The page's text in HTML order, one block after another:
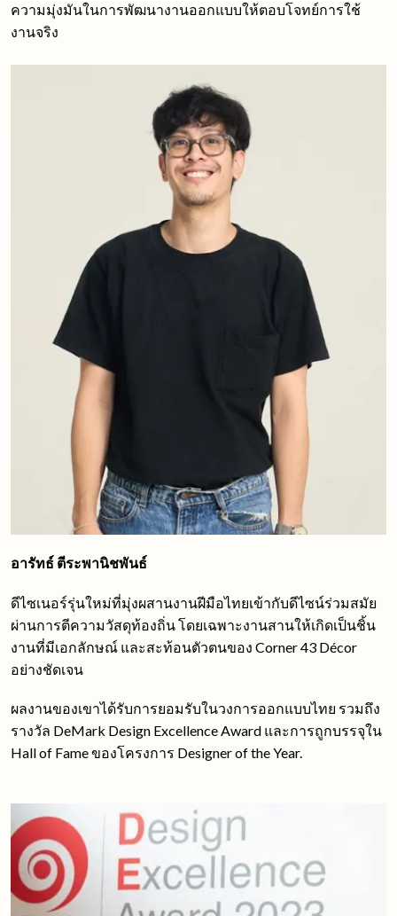
ความมุ่งมันในการพัฒนางานออกแบบให้ตอบโจทย์การใช้
งานจริง
อารัทธ์ ตีระพานิชพันธ์
ดีไซเนอร์รุ่นใหม่ที่มุ่งผสานงานฝีมือไทยเข้ากับดีไซน์ร่วมสมัย
ผ่านการตีความวัสดุท้องถิ่น โดยเฉพาะงานสานให้เกิดเป็นชิ้น
งานที่มีเอกลักษณ์ และสะท้อนตัวตนของ Corner 43 Décor
อย่างชัดเจน
ผลงานของเขาได้รับการยอมรับในวงการออกแบบไทย รวมถึง
รางวัล DeMark Design Excellence Award และการถูกบรรจุใน
Hall of Fame ของโครงการ Designer of the Year.